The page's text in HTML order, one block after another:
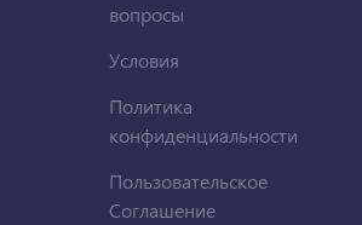
вопросы
Условия
Политика
конфиденциальности
Пользовательское
Соглашение